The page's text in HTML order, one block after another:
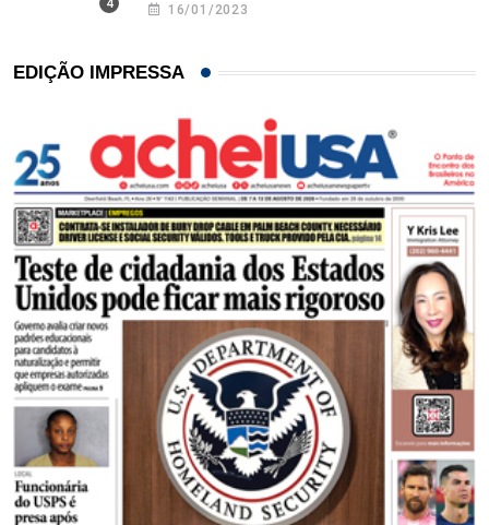
16/01/2023
EDIÇÃO IMPRESSA